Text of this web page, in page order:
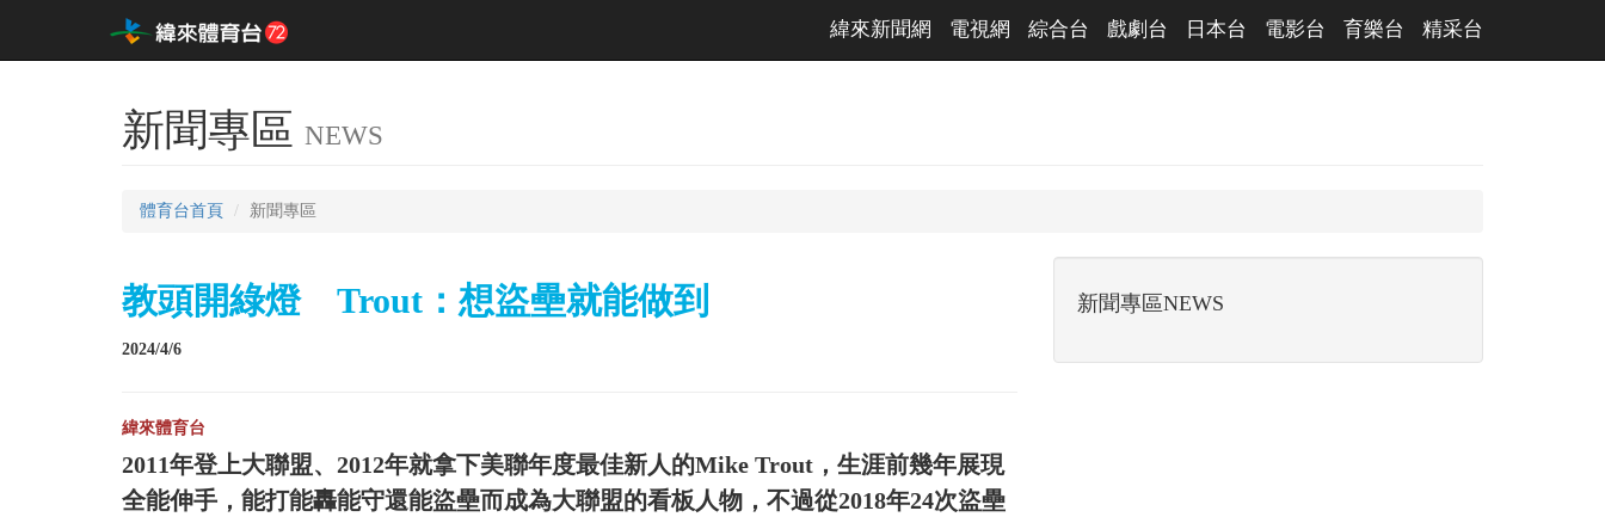
緯來新聞網 電視網 綜合台 戲劇台 日本台 電影台 育樂台 精采台
新聞專區 NEWS
體育台首頁 新聞專區
教頭開綠燈 Trout：想盜壘就能做到
2024/4/6
緯來體育台
2011年登上大聯盟、2012年就拿下美聯年度最佳新人的Mike Trout，生涯前幾年展現
全能伸手，能打能轟能守還能盜壘而成為大聯盟的看板人物，不過從2018年24次盜壘
新聞專區NEWS